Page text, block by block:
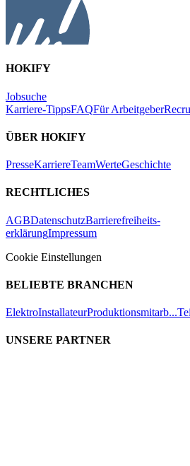
HOKIFY
Jobsuche
Karriere-TippsFAQFür Arbeitgeber
ÜBER HOKIFY
PresseKarriereTeamWerteGeschichte
RECHTLICHES
AGBDatenschutzBarrierefreiheits-
erklärungImpressum
Cookie Einstellungen
BELIEBTE BRANCHEN
ElektroInstallateurProduktionsmitarb...
UNSERE PARTNER